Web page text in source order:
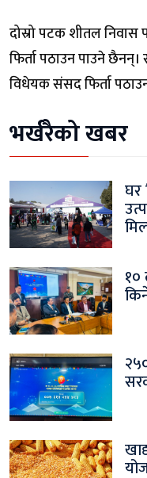
दोस्रो पटक शीतल निवास
फिर्ता पठाउन पाउने छैनन्।
विधेयक संसद फिर्ता
भर्खरैको खबर
घर
१०